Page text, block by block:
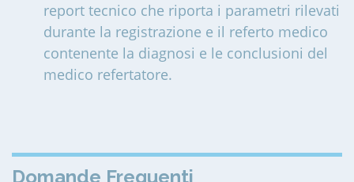
report tecnico che riporta i parametri rilevati
durante la registrazione e il referto medico
contenente la diagnosi e le conclusioni del
medico refertatore.
Domande Frequenti